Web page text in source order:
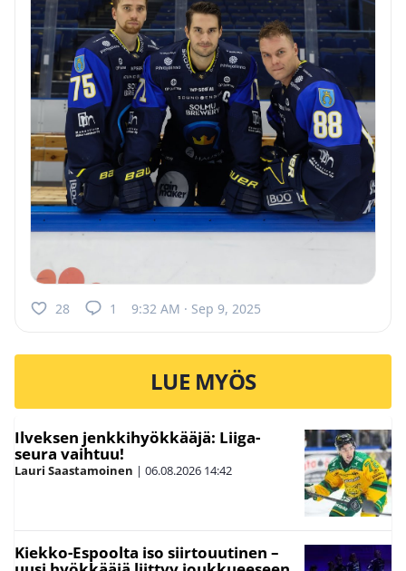
28 1 9:32 AM · Sep 9, 2025
LUE MYÖS
Ilveksen jenkkihyökkääjä: Liiga-
seura vaihtuu!
Lauri Saastamoinen | 06.08.2026 14:42
Kiekko-Espoolta iso siirtouutinen –